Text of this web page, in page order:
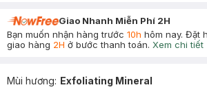
Giao Nhanh Miễn Phí 2H
Bạn muốn nhận hàng trước 10h hôm nay. Đặt
giao hàng 2H ở bước thanh toán. Xem chi tiết
Mùi hương: Exfoliating Mineral